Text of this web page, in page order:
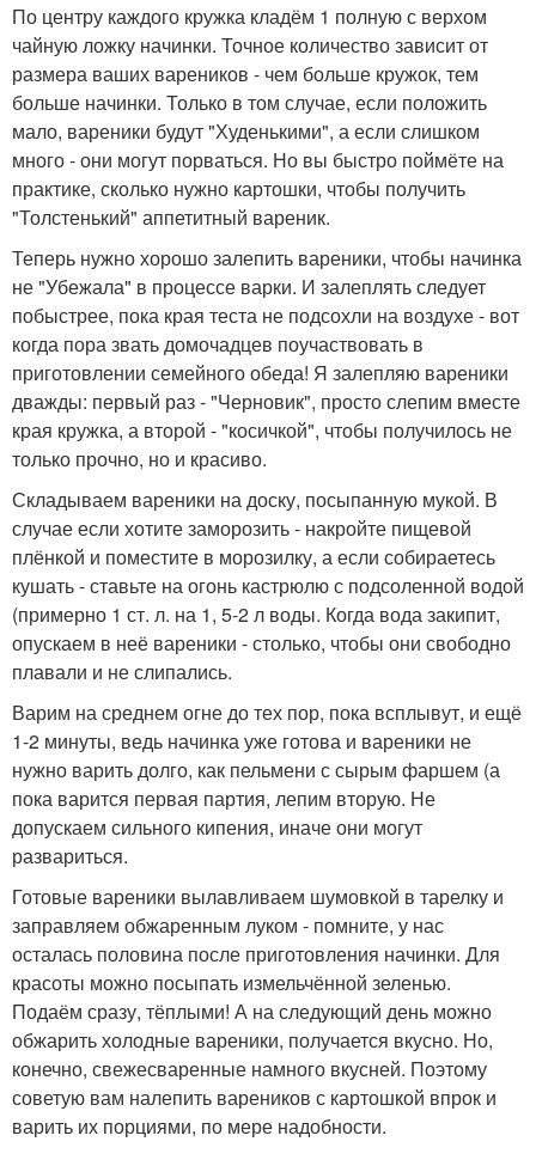
По центру каждого кружка кладём 1 полную с верхом
чайную ложку начинки. Точное количество зависит от
размера ваших вареников - чем больше кружок, тем
больше начинки. Только в том случае, если положить
мало, вареники будут "Худенькими", а если слишком
много - они могут порваться. Но вы быстро поймёте на
практике, сколько нужно картошки, чтобы получить
"Толстенький" аппетитный вареник.
Теперь нужно хорошо залепить вареники, чтобы начинка
не "Убежала" в процессе варки. И залеплять следует
побыстрее, пока края теста не подсохли на воздухе - вот
когда пора звать домочадцев поучаствовать в
приготовлении семейного обеда! Я залепляю вареники
дважды: первый раз - "Черновик", просто слепим вместе
края кружка, а второй - "косичкой", чтобы получилось не
только прочно, но и красиво.
Складываем вареники на доску, посыпанную мукой. В
случае если хотите заморозить - накройте пищевой
плёнкой и поместите в морозилку, а если собираетесь
кушать - ставьте на огонь кастрюлю с подсоленной водой
(примерно 1 ст. л. на 1, 5-2 л воды. Когда вода закипит,
опускаем в неё вареники - столько, чтобы они свободно
плавали и не слипались.
Варим на среднем огне до тех пор, пока всплывут, и ещё
1-2 минуты, ведь начинка уже готова и вареники не
нужно варить долго, как пельмени с сырым фаршем (а
пока варится первая партия, лепим вторую. Не
допускаем сильного кипения, иначе они могут
развариться.
Готовые вареники вылавливаем шумовкой в тарелку и
заправляем обжаренным луком - помните, у нас
осталась половина после приготовления начинки. Для
красоты можно посыпать измельчённой зеленью.
Подаём сразу, тёплыми! А на следующий день можно
обжарить холодные вареники, получается вкусно. Но,
конечно, свежесваренные намного вкусней. Поэтому
советую вам налепить вареников с картошкой впрок и
варить их порциями, по мере надобности.